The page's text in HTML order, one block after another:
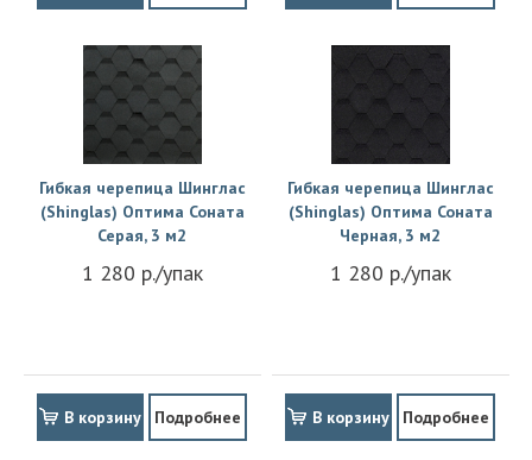
Гибкая черепица Шинглас
(Shinglas) Оптима Соната
Серая, 3 м2
1 280 р./упак
В корзину Подробнее
Гибкая черепица Шинглас
(Shinglas) Оптима Соната
Черная, 3 м2
1 280 р./упак
В корзину Подробнее